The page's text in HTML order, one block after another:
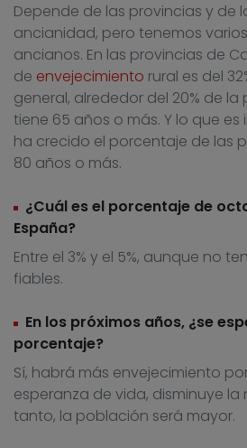
Depende de las provincias y de
ancianidad, pero tenemos
ancianos. En las provincias de
de envejecimiento rural es del
general, alrededor del 20% de
tiene 65 años o más. Y lo que
ha crecido el porcentaje de las
80 años o más.
¿Cuál es el porcentaje de
España?
Entre el 3% y el 5%, aunque no
fiables.
En los próximos años, ¿se
porcentaje?
Sí, habrá más envejecimiento
esperanza de vida, disminuye
tanto, la población será mayor.